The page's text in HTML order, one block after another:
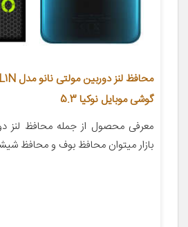
گوشی موبایل نوکیا 5.3
معرفی محصول از جمله محافظ لنز
بازار میتوان محافظ بوف و محافظ